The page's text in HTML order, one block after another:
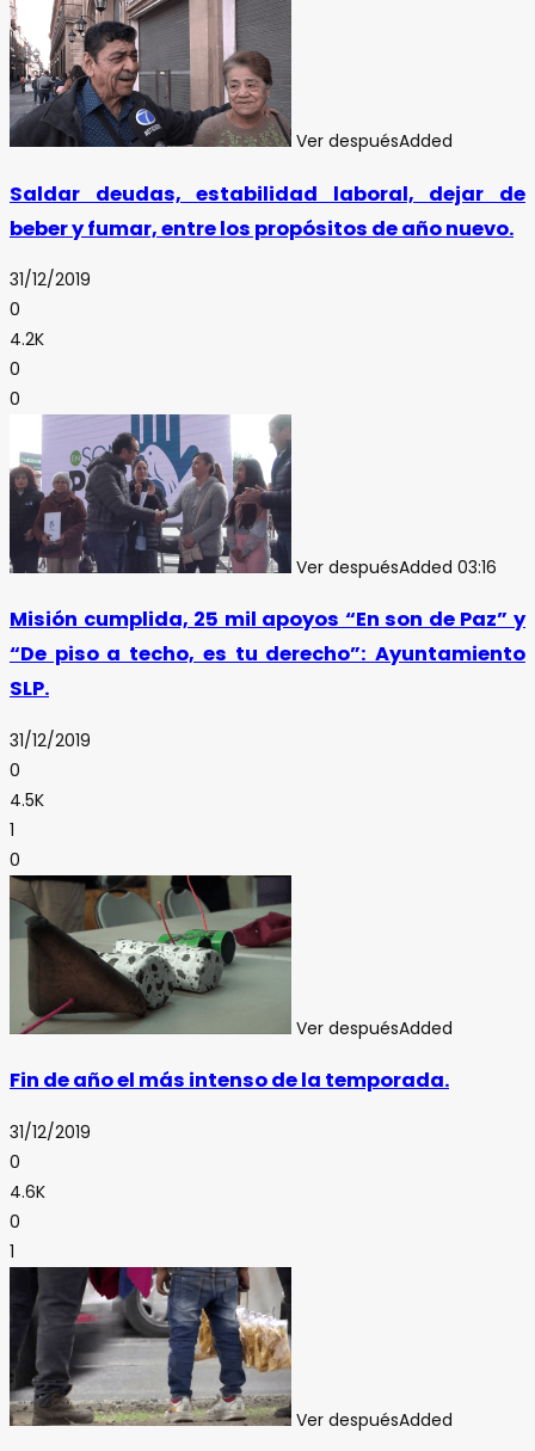
Ver despuésAdded
Saldar deudas, estabilidad laboral, dejar de
beber y fumar, entre los propósitos de año nuevo.
31/12/2019
0
4.2K
0
0
Ver despuésAdded 03:16
Misión cumplida, 25 mil apoyos “En son de Paz” y
“De piso a techo, es tu derecho”: Ayuntamiento
SLP.
31/12/2019
0
4.5K
1
0
Ver despuésAdded
Fin de año el más intenso de la temporada.
31/12/2019
0
4.6K
0
1
Ver despuésAdded